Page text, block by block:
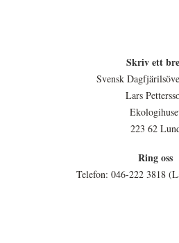
Skriv ett
Svensk
Lars
223 62
Ring oss
Telefon: 046-222 3818